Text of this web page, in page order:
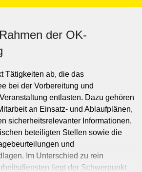
der OK-
Tätigkeiten ab, die das
bei der Vorbereitung und
entlasten. Dazu gehören
an Einsatz- und Ablaufplänen,
sicherheitsrelevanter Informationen,
beteiligten Stellen sowie die
und
Im Unterschied zu rein
liegt der Schwerpunkt